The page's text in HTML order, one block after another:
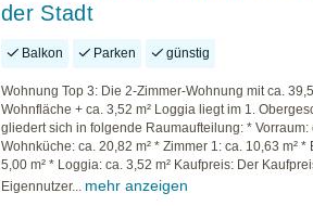
der Stadt
Balkon Parken günstig
Wohnung Top 3: Die 2-Zimmer-Wohnung mit ca.
Wohnfläche + ca. 3,52 m² Loggia liegt im 1.
gliedert sich in folgende Raumaufteilung: * Vorraum:
Wohnküche: ca. 20,82 m² * Zimmer 1: ca. 10,63 m² *
5,00 m² * Loggia: ca. 3,52 m² Kaufpreis: Der
Eigennutzer... mehr anzeigen